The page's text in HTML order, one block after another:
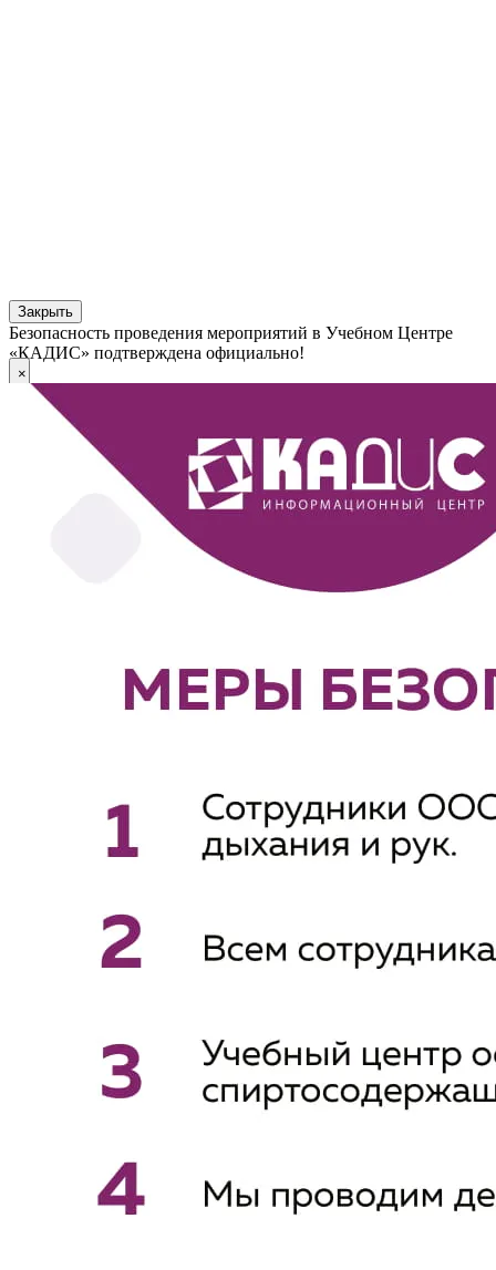
Закрыть
Безопасность проведения мероприятий в Учебном Центре
«КАДИС» подтверждена официально!
×